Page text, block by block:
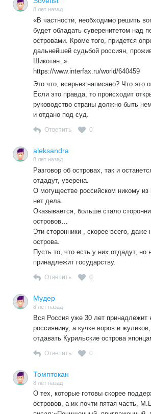
8 лет назад
«В частности, необходимо решить
будет обладать суверенитетом над
островами. Кроме того, придется
дальнейшей судьбой россиян,
Шикотан..»
https://www.interfax.ru/world/640459
Это что, всерьез написано? Что это
Если это правда, то происходит
руководство страны должно быть
и отдано под суд.
Ответить 0
aleksandra
8 лет назад
Разговор об островах, так и
отдадут, уверена.
О могуществе российском никому из
нет дела.
Оказывается, больше стало
островов…
Эти сторонники , скорее всего, даже
острова.
Пусть то, что есть у них отдадут, но
принадлежит государству.
Ответить 0
Мудер
8 лет назад
Вся Россия уже 30 лет принадлежит
россиянину, а кучке воров и
отдавать Курильские острова
Ответить 0
Томптокан
8 лет назад
О тех, которые готовы скорее
островов, а их почти пятая часть,